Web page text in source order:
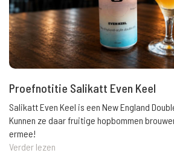
Proefnotitie Salikatt Even Keel
Salikatt Even Keel is een New England
Kunnen ze daar fruitige hopbommen
ermee!
Verder lezen